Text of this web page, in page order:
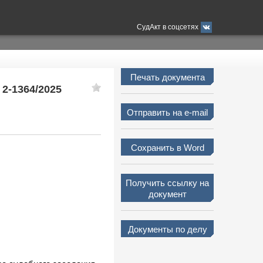
СудАкт в соцсетях
1364/2025
Печать документа
Отправить на e-mail
Сохранить в Word
Получить ссылку на
документ
Документы по делу